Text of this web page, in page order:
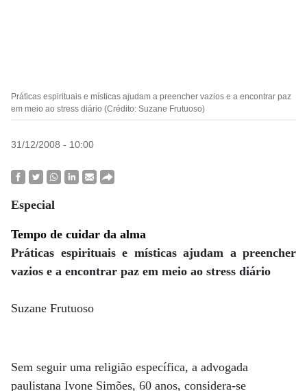
Práticas espirituais e místicas ajudam a preencher vazios e a encontrar paz
em meio ao stress diário (Crédito: Suzane Frutuoso)
31/12/2008 - 10:00
Especial
Tempo de cuidar da alma
Práticas espirituais e místicas ajudam a preencher
vazios e a encontrar paz em meio ao stress diário
Suzane Frutuoso
Sem seguir uma religião específica, a advogada
paulistana Ivone Simões, 60 anos, considera-se